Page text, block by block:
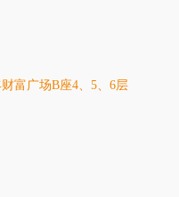
富广场B座4、5、6层